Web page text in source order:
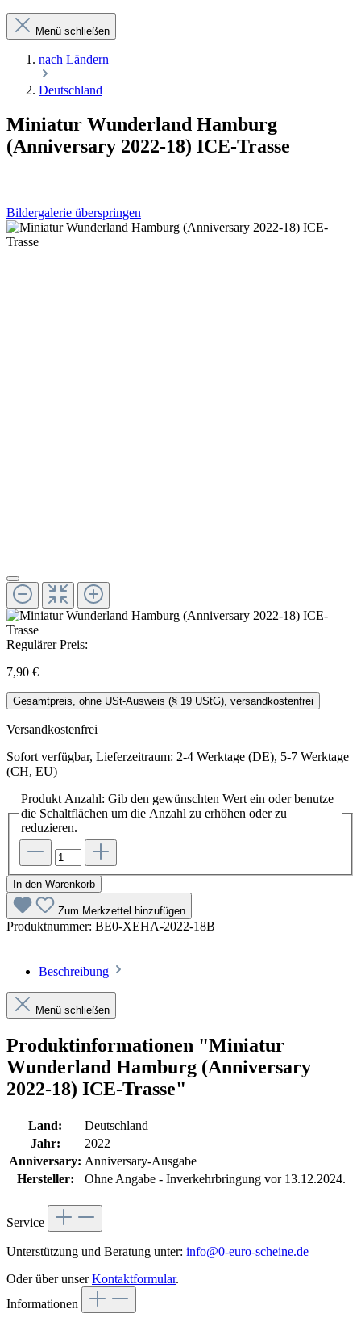
Menü schließen
nach Ländern
Deutschland
Miniatur Wunderland Hamburg
(Anniversary 2022-18) ICE-Trasse
Bildergalerie überspringen
Regulärer Preis:
7,90 €
Gesamtpreis, ohne USt-Ausweis (§ 19 UStG), versandkostenfrei
Versandkostenfrei
Sofort verfügbar, Lieferzeitraum: 2-4 Werktage (DE), 5-7 Werktage
(CH, EU)
Produkt Anzahl: Gib den gewünschten Wert ein oder benutze
die Schaltflächen um die Anzahl zu erhöhen oder zu
reduzieren.
In den Warenkorb
Zum Merkzettel hinzufügen
Produktnummer: BE0-XEHA-2022-18B
Beschreibung
Menü schließen
Produktinformationen "Miniatur
Wunderland Hamburg (Anniversary
2022-18) ICE-Trasse"
Land:
Deutschland
Jahr:
2022
Anniversary: Anniversary-Ausgabe
Hersteller:
Ohne Angabe - Inverkehrbringung vor 13.12.2024.
Service
Unterstützung und Beratung unter: info@0-euro-scheine.de
Oder über unserKontaktformular.
Informationen